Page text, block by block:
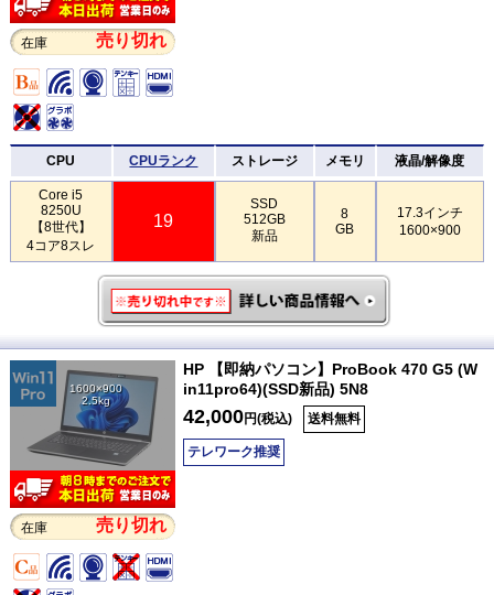
在庫 売り切れ
CPU CPUランク ストレージ メモリ 液晶/解像度
Core i5
8250U
【8世代】
4コア8スレ
19
SSD
512GB
新品
8
GB
17.3インチ
1600×900
1600×900
2.5kg
在庫 売り切れ
HP 【即納パソコン】ProBook 470 G5 (W
in11pro64)(SSD新品) 5N8
42,000円(税込) 送料無料
テレワーク推奨